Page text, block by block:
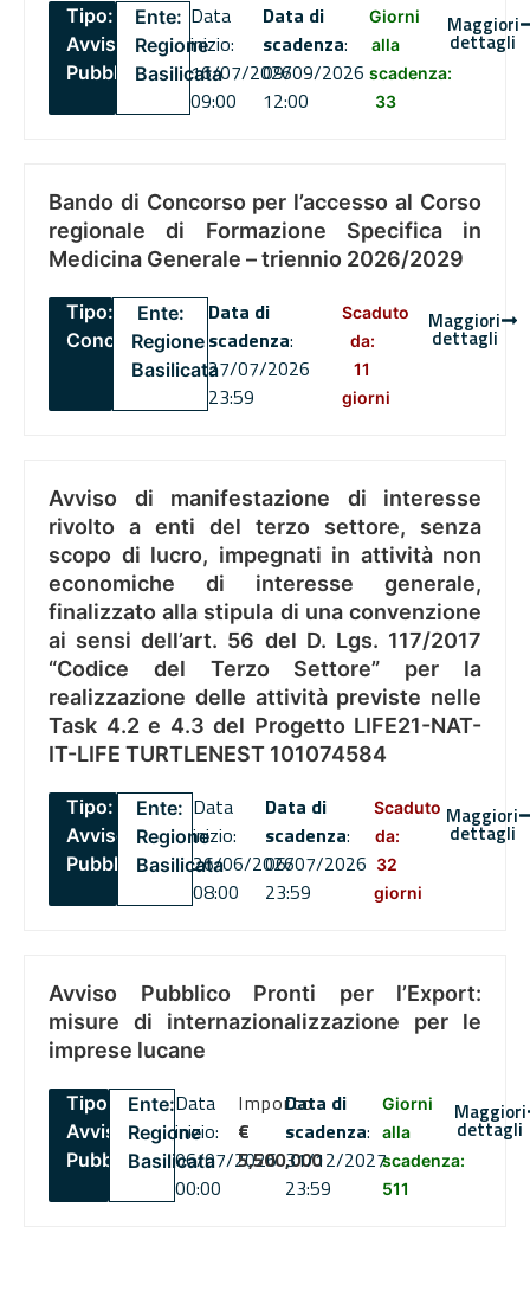
Tipo:
Avviso
Pubblico
Ente:
Regione
Basilicata
Data
inizio:
16/07/2026
09:00
Data di
scadenza:
09/09/2026
12:00
Giorni
alla
scadenza:
33
Maggiori
dettagli
Bando di Concorso per l’accesso al Corso
regionale di Formazione Specifica in
Medicina Generale – triennio 2026/2029
Tipo:
Concorsi
Ente:
Regione
Basilicata
Data di
scadenza:
27/07/2026
23:59
Scaduto
da:
11
giorni
Maggiori
dettagli
Avviso di manifestazione di interesse
rivolto a enti del terzo settore, senza
scopo di lucro, impegnati in attività non
economiche di interesse generale,
finalizzato alla stipula di una convenzione
ai sensi dell’art. 56 del D. Lgs. 117/2017
“Codice del Terzo Settore” per la
realizzazione delle attività previste nelle
Task 4.2 e 4.3 del Progetto LIFE21-NAT-
IT-LIFE TURTLENEST 101074584
Tipo:
Avviso
Pubblico
Ente:
Regione
Basilicata
Data
inizio:
26/06/2026
08:00
Data di
scadenza:
06/07/2026
23:59
Scaduto
da:
32
giorni
Maggiori
dettagli
Avviso Pubblico Pronti per l’Export:
misure di internazionalizzazione per le
imprese lucane
Tipo:
Avviso
Pubblico
Ente:
Regione
Basilicata
Data
inizio:
06/07/2026
00:00
Importo
€
5,500,000
Data di
scadenza:
31/12/2027
23:59
Giorni
alla
scadenza:
511
Maggiori
dettagli